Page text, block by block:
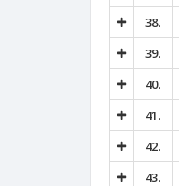
38.
39.
40.
41.
42.
43.